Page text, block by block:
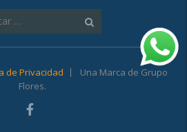
de Privacidad
Una Marca de Grupo
Flores.